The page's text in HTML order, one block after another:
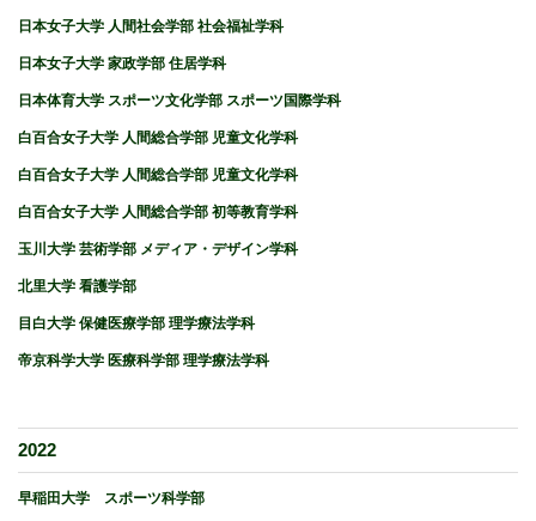
日本女子大学 人間社会学部 社会福祉学科
日本女子大学 家政学部 住居学科
日本体育大学 スポーツ文化学部 スポーツ国際学科
白百合女子大学 人間総合学部 児童文化学科
白百合女子大学 人間総合学部 児童文化学科
白百合女子大学 人間総合学部 初等教育学科
玉川大学 芸術学部 メディア・デザイン学科
北里大学 看護学部
目白大学 保健医療学部 理学療法学科
帝京科学大学 医療科学部 理学療法学科
2022
早稲田大学 スポーツ科学部